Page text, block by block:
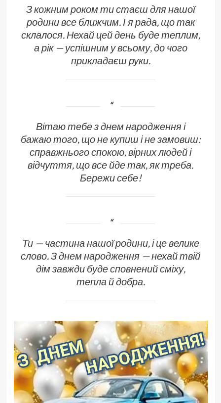
З кожним роком ти стаєш для нашої
родини все ближчим. І я рада, що так
склалося. Нехай цей день буде теплим,
а рік — успішним у всьому, до чого
прикладаєш руки.
Вітаю тебе з днем народження і
бажаю того, що не купиш і не замовиш:
справжнього спокою, вірних людей і
відчуття, що все йде так, як треба.
Бережи себе!
Ти — частина нашої родини, і це велике
слово. З днем народження — нехай твій
дім завжди буде сповнений сміху,
тепла й добра.